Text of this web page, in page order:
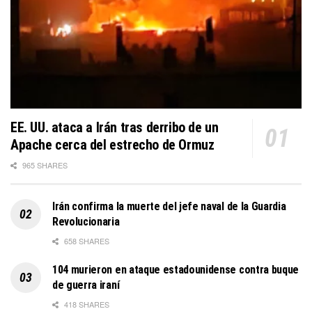
EE. UU. ataca a Irán tras derribo de un
Apache cerca del estrecho de Ormuz
965 SHARES
Irán confirma la muerte del jefe naval de la Guardia
Revolucionaria
658 SHARES
104 murieron en ataque estadounidense contra buque
de guerra iraní
418 SHARES